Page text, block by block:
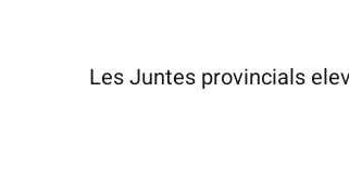
Les Juntes provincials